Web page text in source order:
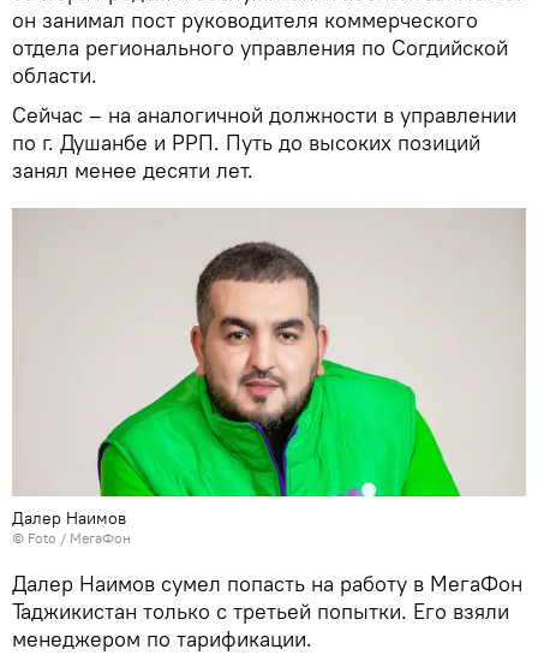
он занимал пост руководителя коммерческого
отдела регионального управления по Согдийской
области.
Сейчас – на аналогичной должности в управлении
по г. Душанбе и РРП. Путь до высоких позиций
занял менее десяти лет.
Далер Наимов
© Foto / МегаФон
Далер Наимов сумел попасть на работу в МегаФон
Таджикистан только с третьей попытки. Его взяли
менеджером по тарификации.